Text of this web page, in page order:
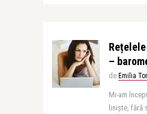
–
de Emilia
Mi-am
liniște, fără